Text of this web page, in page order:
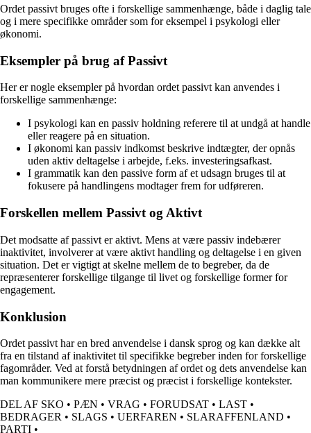
Ordet passivt bruges ofte i forskellige sammenhænge, både i daglig tale
og i mere specifikke områder som for eksempel i psykologi eller
økonomi.
Eksempler på brug af Passivt
Her er nogle eksempler på hvordan ordet passivt kan anvendes i
forskellige sammenhænge:
I psykologi kan en passiv holdning referere til at undgå at handle
eller reagere på en situation.
I økonomi kan passiv indkomst beskrive indtægter, der opnås
uden aktiv deltagelse i arbejde, f.eks. investeringsafkast.
I grammatik kan den passive form af et udsagn bruges til at
fokusere på handlingens modtager frem for udføreren.
Forskellen mellem Passivt og Aktivt
Det modsatte af passivt er aktivt. Mens at være passiv indebærer
inaktivitet, involverer at være aktivt handling og deltagelse i en given
situation. Det er vigtigt at skelne mellem de to begreber, da de
repræsenterer forskellige tilgange til livet og forskellige former for
engagement.
Konklusion
Ordet passivt har en bred anvendelse i dansk sprog og kan dække alt
fra en tilstand af inaktivitet til specifikke begreber inden for forskellige
fagområder. Ved at forstå betydningen af ordet og dets anvendelse kan
man kommunikere mere præcist og præcist i forskellige kontekster.
DEL AF SKO • PÆN • VRAG • FORUDSAT • LAST •
BEDRAGER • SLAGS • UERFAREN • SLARAFFENLAND •
PARTI •